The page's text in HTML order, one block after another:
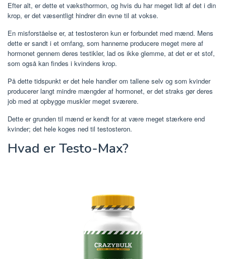
Efter alt, er dette et væksthormon, og hvis du har meget lidt af det i din
krop, er det væsentligt hindrer din evne til at vokse.
En misforståelse er, at testosteron kun er forbundet med mænd. Mens
dette er sandt i et omfang, som hannerne producere meget mere af
hormonet gennem deres testikler, lad os ikke glemme, at det er et stof,
som også kan findes i kvindens krop.
På dette tidspunkt er det hele handler om tallene selv og som kvinder
producerer langt mindre mængder af hormonet, er det straks gør deres
job med at opbygge muskler meget sværere.
Dette er grunden til mænd er kendt for at være meget stærkere end
kvinder; det hele koges ned til testosteron.
Hvad er Testo-Max?